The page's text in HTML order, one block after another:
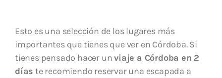
Esto es una selección de los lugares más
importantes que tienes que ver en Córdoba. Si
tienes pensado hacer unviaje a Córdoba en 2
días te recomiendo reservar una escapada a